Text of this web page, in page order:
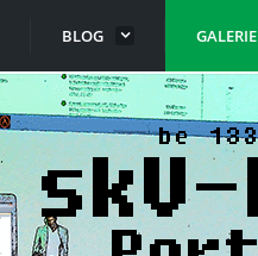
BLOG GALERIE